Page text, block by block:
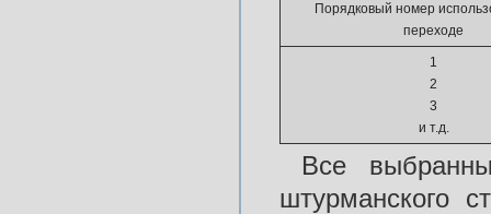
Порядковый номер
переходе
1
2
3
и т.д.
Все
штурманского